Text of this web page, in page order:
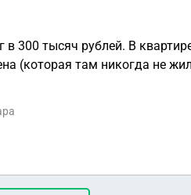
в 300 тысяч рублей. В
(которая там никогда не
Как нам выписать его жену и